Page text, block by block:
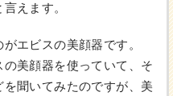
えます。
エビスの美顔器です。
美顔器を使っていて、そ
聞いてみたのですが、美